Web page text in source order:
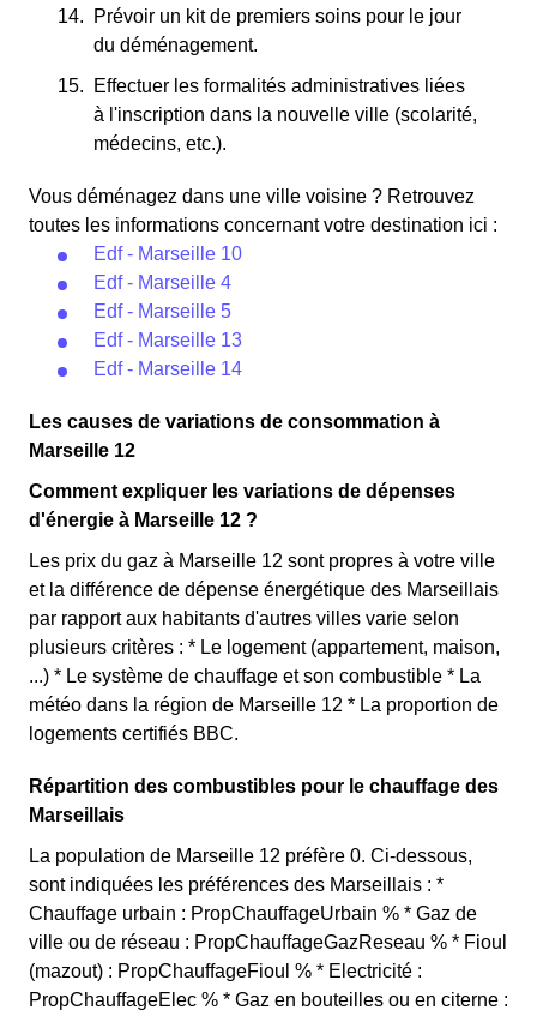
Prévoir un kit de premiers soins pour le jour
du déménagement.
Effectuer les formalités administratives liées
à l'inscription dans la nouvelle ville (scolarité,
médecins, etc.).
Vous déménagez dans une ville voisine ? Retrouvez
toutes les informations concernant votre destination ici :
Edf - Marseille 10
Edf - Marseille 4
Edf - Marseille 5
Edf - Marseille 13
Edf - Marseille 14
Les causes de variations de consommation à
Marseille 12
Comment expliquer les variations de dépenses
d'énergie à Marseille 12 ?
Les prix du gaz à Marseille 12 sont propres à votre ville
et la différence de dépense énergétique des Marseillais
par rapport aux habitants d'autres villes varie selon
plusieurs critères : * Le logement (appartement, maison,
...) * Le système de chauffage et son combustible * La
météo dans la région de Marseille 12 * La proportion de
logements certifiés BBC.
Répartition des combustibles pour le chauffage des
Marseillais
La population de Marseille 12 préfère 0. Ci-dessous,
sont indiquées les préférences des Marseillais : *
Chauffage urbain : PropChauffageUrbain % * Gaz de
ville ou de réseau : PropChauffageGazReseau % * Fioul
(mazout) : PropChauffageFioul % * Electricité :
PropChauffageElec % * Gaz en bouteilles ou en citerne :